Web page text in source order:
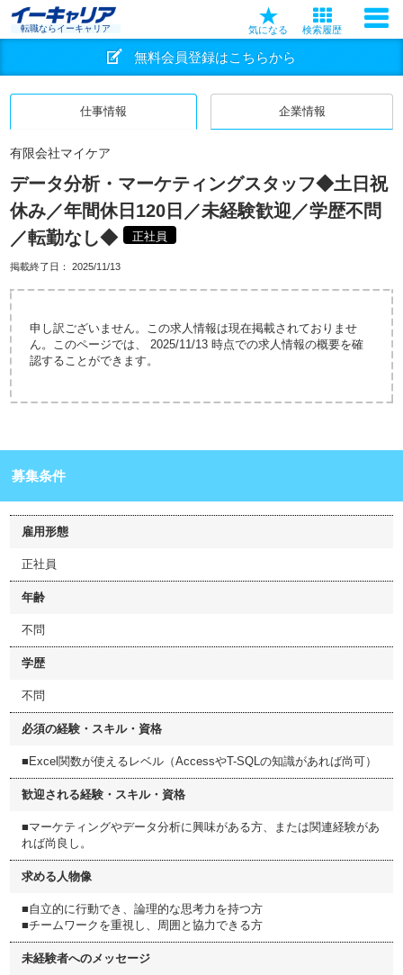
転職ならイーキャリア 気になる 検索履歴
無料会員登録はこちらから
仕事情報 企業情報
有限会社マイケア
データ分析・マーケティングスタッフ◆土日祝
休み／年間休日120日／未経験歓迎／学歴不問
／転勤なし◆
正社員
掲載終了日： 2025/11/13
申し訳ございません。この求人情報は現在掲載されておりませ
ん。このページでは、 2025/11/13 時点での求人情報の概要を確
認することができます。
募集条件
雇用形態
正社員
年齢
不問
学歴
不問
必須の経験・スキル・資格
■Excel関数が使えるレベル（AccessやT-SQLの知識があれば尚可）
歓迎される経験・スキル・資格
■マーケティングやデータ分析に興味がある方、または関連経験があ
れば尚良し。
求める人物像
■自立的に行動でき、論理的な思考力を持つ方
■チームワークを重視し、周囲と協力できる方
未経験者へのメッセージ